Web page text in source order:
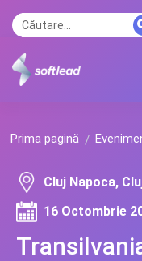
Prima pagină
Cluj Napoca,
16 Octombrie